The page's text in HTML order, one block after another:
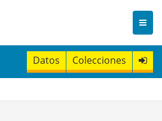
Datos Colecciones